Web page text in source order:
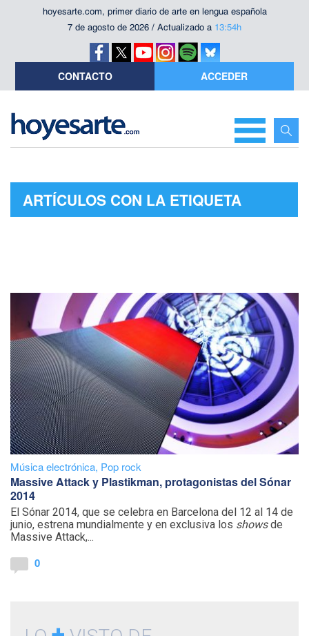
hoyesarte.com, primer diario de arte en lengua española
7 de agosto de 2026 / Actualizado a 13:54h
CONTACTO ACCEDER
ARTÍCULOS CON LA ETIQUETA
Música electrónica, Pop rock
Massive Attack y Plastikman, protagonistas del Sónar
2014
El Sónar 2014, que se celebra en Barcelona del 12 al 14 de
junio, estrena mundialmente y en exclusiva los showsde
Massive Attack,...
0